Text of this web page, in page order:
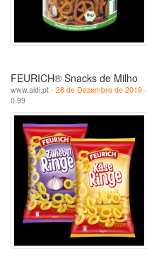
FEURICH® Snacks de Milho
www.aldi.pt - 28 de Dezembro de 2019 -
0.99